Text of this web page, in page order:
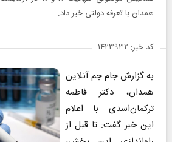
همدان با تعرفه دولتی خبر داد.
کد خبر: ۱۴۲۳۹۳۲
به گزارش جام جم آنلاین
همدان، دکتر فاطمه
ترکمان‌اسدی با اعلام
این خبر گفت: تا قبل از